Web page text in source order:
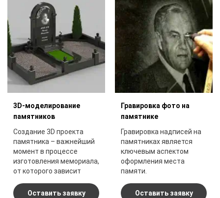
3D-моделирование
памятников
Создание 3D проекта
памятника – важнейший
момент в процессе
изготовления мемориала,
от которого зависит
Оставить заявку
Гравировка фото на
памятнике
Гравировка надписей на
памятниках является
ключевым аспектом
оформления места
памяти.
Оставить заявку